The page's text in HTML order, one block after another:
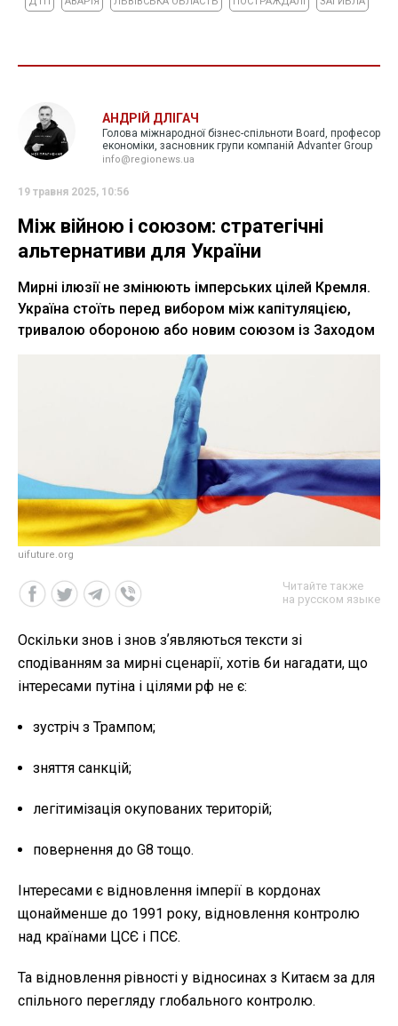
АНДРІЙ ДЛІГАЧ
Голова міжнародної бізнес-спільноти Board, професор
економіки, засновник групи компаній Advanter Group
info@regionews.ua
19 травня 2025, 10:56
Між війною і союзом: стратегічні
альтернативи для України
Мирні ілюзії не змінюють імперських цілей Кремля.
Україна стоїть перед вибором між капітуляцією,
тривалою обороною або новим союзом із Заходом
uifuture.org
Читайте также
на русском языке
Оскільки знов і знов зʼявляються тексти зі
сподіванням за мирні сценарії, хотів би нагадати, що
інтересами путіна і цілями рф не є:
зустріч з Трампом;
зняття санкцій;
легітимізація окупованих територій;
повернення до G8 тощо.
Інтересами є відновлення імперії в кордонах
щонайменше до 1991 року, відновлення контролю
над країнами ЦСЄ і ПСЄ.
Та відновлення рівності у відносинах з Китаєм за для
спільного перегляду глобального контролю.